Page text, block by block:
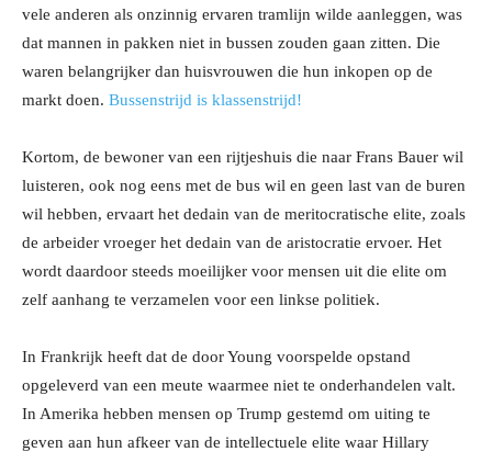
vele anderen als onzinnig ervaren tramlijn wilde aanleggen, was
dat mannen in pakken niet in bussen zouden gaan zitten. Die
waren belangrijker dan huisvrouwen die hun inkopen op de
markt doen. Bussenstrijd is klassenstrijd!
Kortom, de bewoner van een rijtjeshuis die naar Frans Bauer wil
luisteren, ook nog eens met de bus wil en geen last van de buren
wil hebben, ervaart het dedain van de meritocratische elite, zoals
de arbeider vroeger het dedain van de aristocratie ervoer. Het
wordt daardoor steeds moeilijker voor mensen uit die elite om
zelf aanhang te verzamelen voor een linkse politiek.
In Frankrijk heeft dat de door Young voorspelde opstand
opgeleverd van een meute waarmee niet te onderhandelen valt.
In Amerika hebben mensen op Trump gestemd om uiting te
geven aan hun afkeer van de intellectuele elite waar Hillary